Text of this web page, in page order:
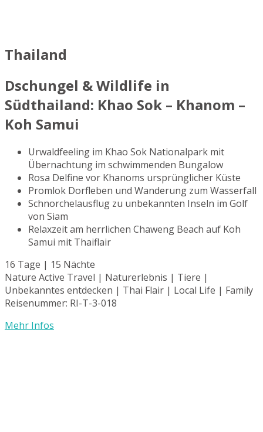
Thailand
Dschungel & Wildlife in
Südthailand: Khao Sok – Khanom –
Koh Samui
Urwaldfeeling im Khao Sok Nationalpark mit
Übernachtung im schwimmenden Bungalow
Rosa Delfine vor Khanoms ursprünglicher Küste
Promlok Dorfleben und Wanderung zum Wasserfall
Schnorchelausflug zu unbekannten Inseln im Golf
von Siam
Relaxzeit am herrlichen Chaweng Beach auf Koh
Samui mit Thaiflair
16 Tage | 15 Nächte
Nature Active Travel | Naturerlebnis | Tiere |
Unbekanntes entdecken | Thai Flair | Local Life | Family
Reisenummer: RI-T-3-018
Mehr Infos